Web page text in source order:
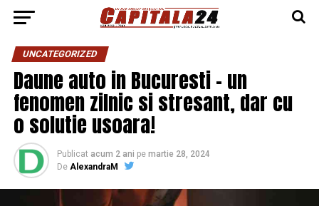
UNCATEGORIZED
Daune auto in Bucuresti – un
fenomen zilnic si stresant, dar cu
o solutie usoara!
Publicat acum 2 ani pe martie 28, 2024
De AlexandraM